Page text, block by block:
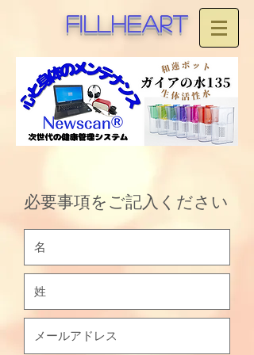
fillheart
必要事項をご記入ください